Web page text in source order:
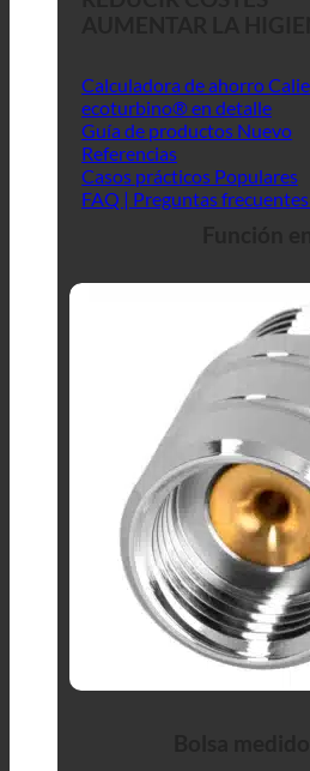
Calculadora de ahorro
ecoturbino® en detalle
Guía de productos
Referencias
Casos prácticos
FAQ | Preguntas frecuentes